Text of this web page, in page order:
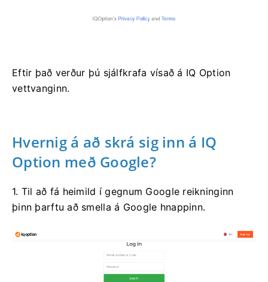
Eftir það verður þú sjálfkrafa vísað á IQ Option
vettvanginn.
Hvernig á að skrá sig inn á IQ
Option með Google?
1. Til að fá heimild í gegnum Google reikninginn
þinn þarftu að smella á Google hnappinn.